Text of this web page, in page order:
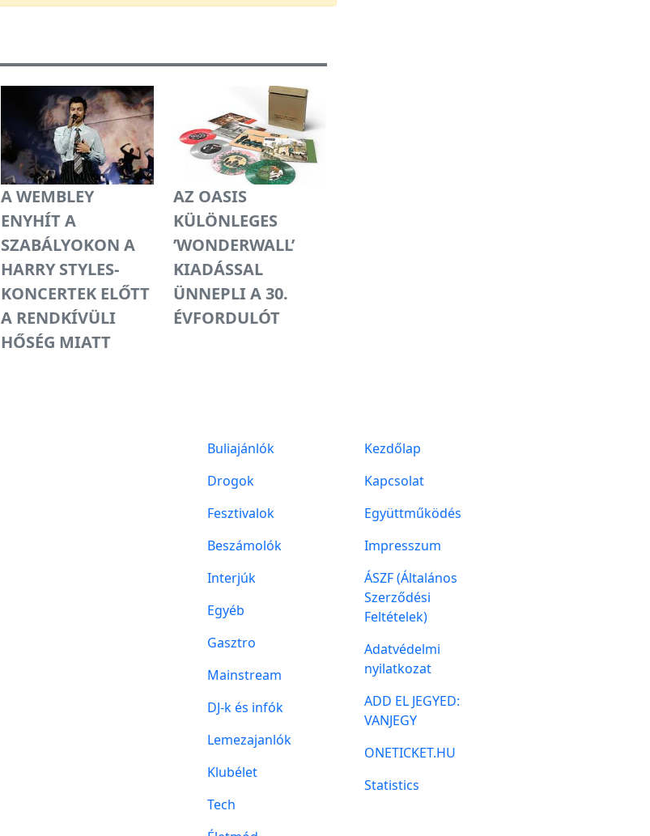
A WEMBLEY
ENYHÍT A
SZABÁLYOKON A
HARRY STYLES-
KONCERTEK ELŐTT
A RENDKÍVÜLI
HŐSÉG MIATT
AZ OASIS
KÜLÖNLEGES
’WONDERWALL’
KIADÁSSAL
ÜNNEPLI A 30.
ÉVFORDULÓT
Buliajánlók
Drogok
Fesztivalok
Beszámolók
Interjúk
Egyéb
Gasztro
Mainstream
DJ-k és infók
Lemezajanlók
Klubélet
Tech
Kezdőlap
Kapcsolat
Együttműködés
Impresszum
ÁSZF (Általános
Szerződési
Feltételek)
Adatvédelmi
nyilatkozat
ADD EL JEGYED:
VANJEGY
ONETICKET.HU
Statistics